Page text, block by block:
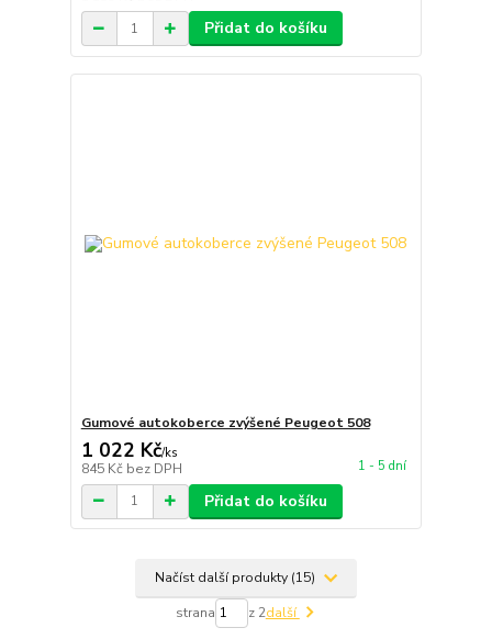
Přidat do košíku
Gumové autokoberce zvýšené Peugeot 508
1 022 Kč/ks
845 Kč bez DPH 1 - 5 dní
Přidat do košíku
Načíst další produkty (15)
strana z 2další